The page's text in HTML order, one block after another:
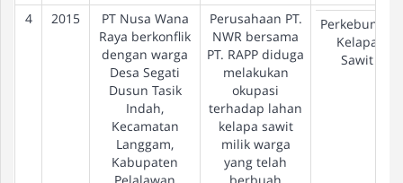
4 2015
PT Nusa Wana
Raya berkonflik
dengan warga
Desa Segati
Dusun Tasik
Indah,
Kecamatan
Langgam,
Kabupaten
Perusahaan PT.
NWR bersama
PT. RAPP diduga
melakukan
okupasi
terhadap lahan
kelapa sawit
milik warga
yang telah
Perkebunan
Kelapa
Sawit